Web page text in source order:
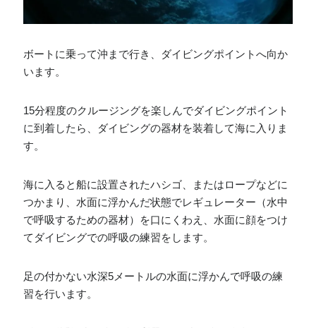
ボートに乗って沖まで行き、ダイビングポイントへ向か
います。
15分程度のクルージングを楽しんでダイビングポイント
に到着したら、ダイビングの器材を装着して海に入りま
す。
海に入ると船に設置されたハシゴ、またはロープなどに
つかまり、水面に浮かんだ状態でレギュレーター（水中
で呼吸するための器材）を口にくわえ、水面に顔をつけ
てダイビングでの呼吸の練習をします。
足の付かない水深5メートルの水面に浮かんで呼吸の練
習を行います。